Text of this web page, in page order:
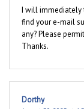
I will immediately
find your e-mail
any? Please
Thanks.
Dorthy